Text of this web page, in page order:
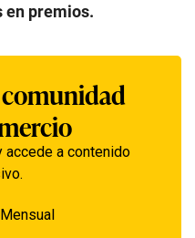
en premios.